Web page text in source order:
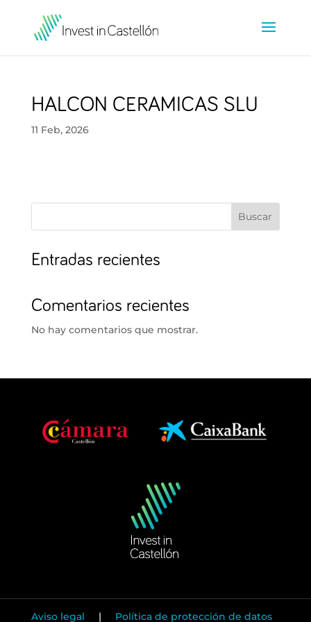
HALCON CERAMICAS SLU
11 Feb, 2026
Buscar
Entradas recientes
Comentarios recientes
No hay comentarios que mostrar.
Aviso legal | Política de protección de datos